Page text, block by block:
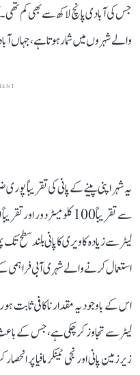
جس کی آبادی پانچ لاکھ سے بھی کم تھی۔
والے شہروں میں شمار ہوتا ہے، جہاں
یہ شہر اپنی پینے کے پانی کی تقریباً
لیٹر سے زیادہ کاویری کا پانی بلند سطح
استعمال کرنے والے شہری آبی
لیٹر سے تجاوز کر چکی ہے، جس کے